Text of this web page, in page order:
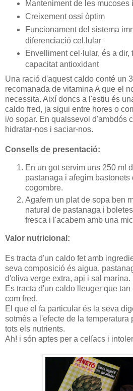
Manteniment de les
Creixement ossi òptim
Funcionament del sistema
diferenciació cel.lular
Envelliment cel·lular, és a dir,
capacitat antioxidant
Una ració d'aquest caldo conté un
recomanada de vitamina A que el
necessita. Així doncs a l'estiu és
caldo fred, ja sigui entre hores o
i/o sopar. En qualssevol d'ambdós
hidratar-nos i saciar-nos.
Consells de presentació:
En un got servim uns 250 ml
pastanaga i afegim bastonets
cogombre.
Agafem un plat de sopa ben
natural de pastanaga i
fresca i l'acabem amb una
Valor nutricional:
Es tracta d'un caldo fet amb
seva composició és aigua,
d'oliva verge extra, api i sal marina.
Es tracta d'un caldo lleuger que
com fred.
El que el fa particular és la seva
sotmès a l'efecte de la temperatura
tots els nutrients.
Ah! i són aptes per a celíacs i